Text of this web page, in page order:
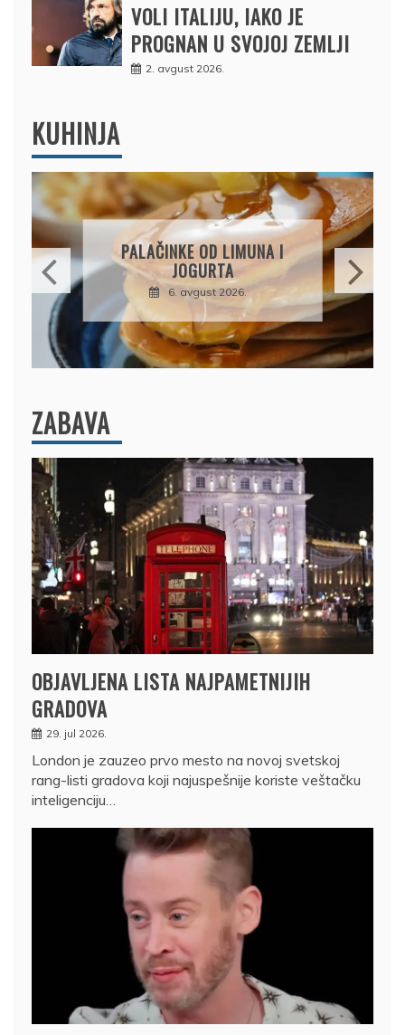
VOLI ITALIJU, IAKO JE
PROGNAN U SVOJOJ ZEMLJI
2. avgust 2026.
KUHINJA
BRZI KOLAČ BEZ PEČENJA:
PIŠKOTE, MALINE I
ČOKOLADA U SAVRŠENOJ
KOMBINACIJI
6. avgust 2026.
ZABAVA
OBJAVLJENA LISTA NAJPAMETNIJIH
GRADOVA
29. jul 2026.
London je zauzeo prvo mesto na novoj svetskoj
rang-listi gradova koji najuspešnije koriste veštačku
inteligenciju…